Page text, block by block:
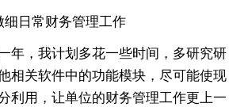
细日常财务管理工作
年，我计划多花一些时间，多研究研
相关软件中的功能模块，尽可能使现
利用，让单位的财务管理工作更上一